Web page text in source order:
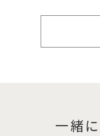
一緒